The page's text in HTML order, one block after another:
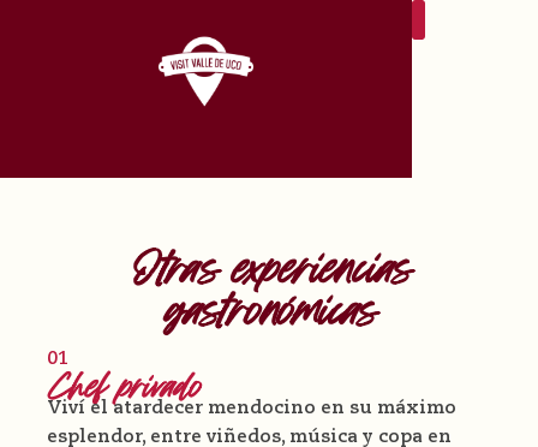
Otras experiencias
gastronómicas
01
Chef privado
Viví el atardecer mendocino en su máximo
esplendor, entre viñedos, música y copa en